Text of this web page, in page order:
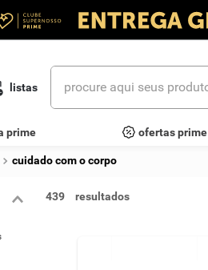
listas
procure aqui seus produtos
prime ofertas prime
cuidado com o corpo
439
termos mais buscados